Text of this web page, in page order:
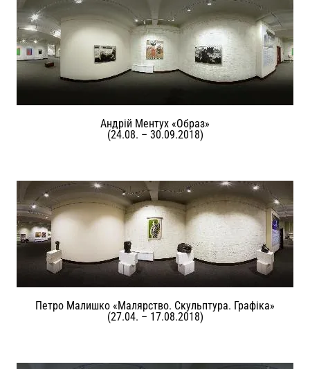
Андрій Ментух «Образ»
(24.08. – 30.09.2018)
Петро Малишко «Малярство. Скульптура. Графіка»
(27.04. – 17.08.2018)